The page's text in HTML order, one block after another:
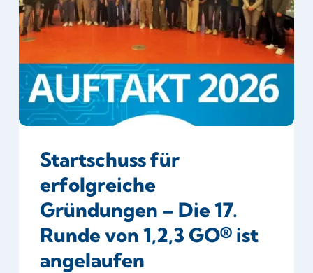
Gründungen
–
Die
17.
Runde
von
1,2,3
angelaufen
Startschuss für
erfolgreiche
Gründungen – Die 17.
Runde von 1,2,3 GO® ist
angelaufen